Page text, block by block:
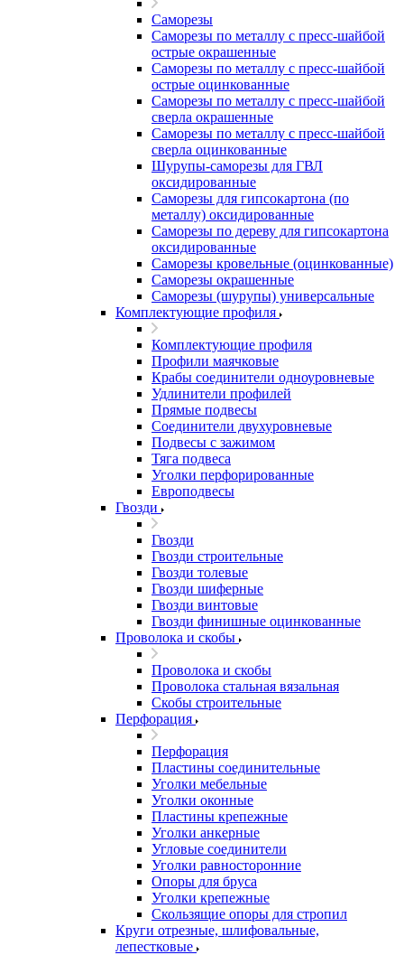
Саморезы
Саморезы по металлу с пресс-шайбой
острые окрашенные
Саморезы по металлу с пресс-шайбой
острые оцинкованные
Саморезы по металлу с пресс-шайбой
сверла окрашенные
Саморезы по металлу с пресс-шайбой
сверла оцинкованные
Шурупы-саморезы для ГВЛ
оксидированные
Саморезы для гипсокартона (по
металлу) оксидированные
Саморезы по дереву для гипсокартона
оксидированные
Саморезы кровельные (оцинкованные)
Саморезы окрашенные
Саморезы (шурупы) универсальные
Комплектующие профиля
Комплектующие профиля
Профили маячковые
Крабы соединители одноуровневые
Удлинители профилей
Прямые подвесы
Соединители двухуровневые
Подвесы с зажимом
Тяга подвеса
Уголки перфорированные
Европодвесы
Гвозди
Гвозди
Гвозди строительные
Гвозди толевые
Гвозди шиферные
Гвозди винтовые
Гвозди финишные оцинкованные
Проволока и скобы
Проволока и скобы
Проволока стальная вязальная
Скобы строительные
Перфорация
Перфорация
Пластины соединительные
Уголки мебельные
Уголки оконные
Пластины крепежные
Уголки анкерные
Угловые соединители
Уголки равносторонние
Опоры для бруса
Уголки крепежные
Скользящие опоры для стропил
Круги отрезные, шлифовальные,
лепестковые